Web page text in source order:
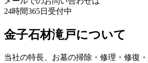
24時間365日受付中
金子石材滝戸について
当社の特長、お墓の掃除・修理・修復